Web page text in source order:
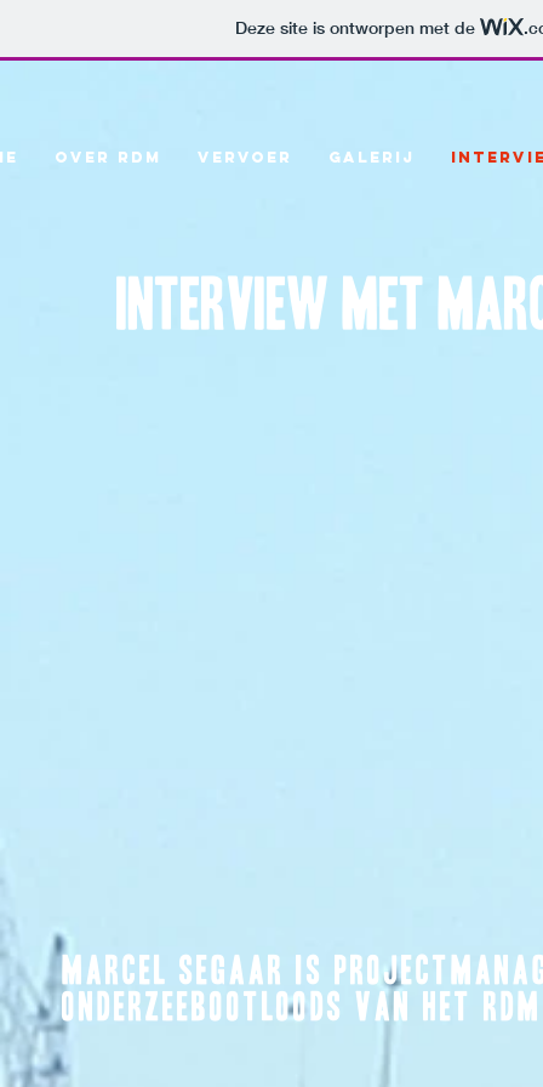
Deze site is ontworpen met de
OVER RDM VERVOER GALERIJ
interview met
Marcel Segaar is
onderzeebootloods van het